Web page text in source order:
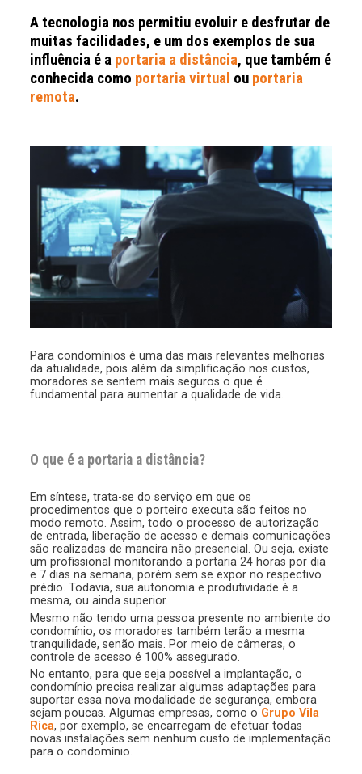
A tecnologia nos permitiu evoluir e desfrutar de
muitas facilidades, e um dos exemplos de sua
influência é a portaria a distância, que também é
conhecida como portaria virtual ou portaria
remota.
Para condomínios é uma das mais relevantes melhorias
da atualidade, pois além da simplificação nos custos,
moradores se sentem mais seguros o que é
fundamental para aumentar a qualidade de vida.
O que é a portaria a distância?
Em síntese, trata-se do serviço em que os
procedimentos que o porteiro executa são feitos no
modo remoto. Assim, todo o processo de autorização
de entrada, liberação de acesso e demais comunicações
são realizadas de maneira não presencial. Ou seja, existe
um profissional monitorando a portaria 24 horas por dia
e 7 dias na semana, porém sem se expor no respectivo
prédio. Todavia, sua autonomia e produtividade é a
mesma, ou ainda superior.
Mesmo não tendo uma pessoa presente no ambiente do
condomínio, os moradores também terão a mesma
tranquilidade, senão mais. Por meio de câmeras, o
controle de acesso é 100% assegurado.
No entanto, para que seja possível a implantação, o
condomínio precisa realizar algumas adaptações para
suportar essa nova modalidade de segurança, embora
sejam poucas. Algumas empresas, como o Grupo Vila
Rica, por exemplo, se encarregam de efetuar todas
novas instalações sem nenhum custo de implementação
para o condomínio.